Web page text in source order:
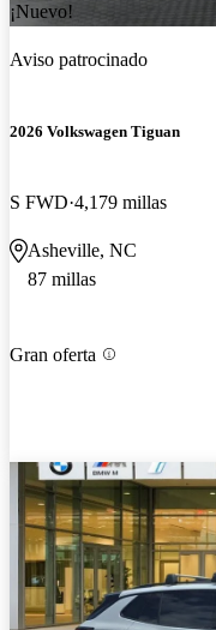
¡Nuevo!
Aviso patrocinado
2026 Volkswagen Tiguan
S FWD 4,179 millas
Asheville, NC
87 millas
Gran oferta